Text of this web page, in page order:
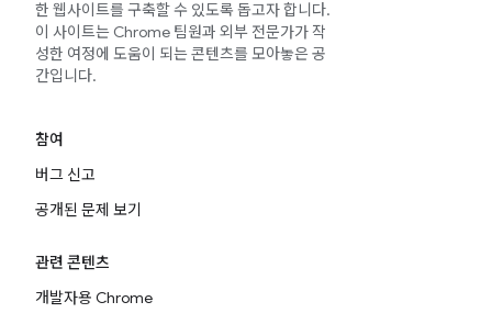
한 웹사이트를 구축할 수 있도록 돕고자 합니다.
이 사이트는 Chrome 팀원과 외부 전문가가 작
성한 여정에 도움이 되는 콘텐츠를 모아놓은 공
간입니다.
참여
버그 신고
공개된 문제 보기
관련 콘텐츠
개발자용 Chrome